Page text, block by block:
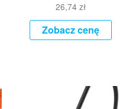
26,74zł
Zobacz cenę